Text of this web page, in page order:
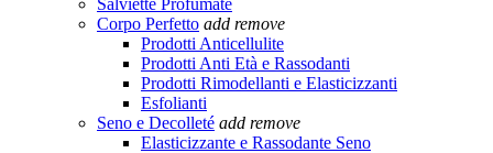
Salviette Profumate
Corpo Perfetto add remove
Prodotti Anticellulite
Prodotti Anti Età e Rassodanti
Prodotti Rimodellanti e Elasticizzanti
Esfolianti
Seno e Decolleté add remove
Elasticizzante e Rassodante Seno